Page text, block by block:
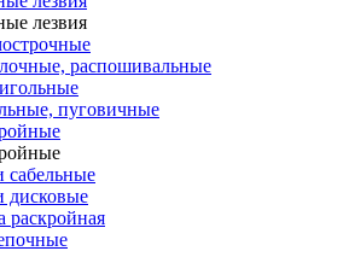
лезвия
распошивальные
пуговичные
раскройная